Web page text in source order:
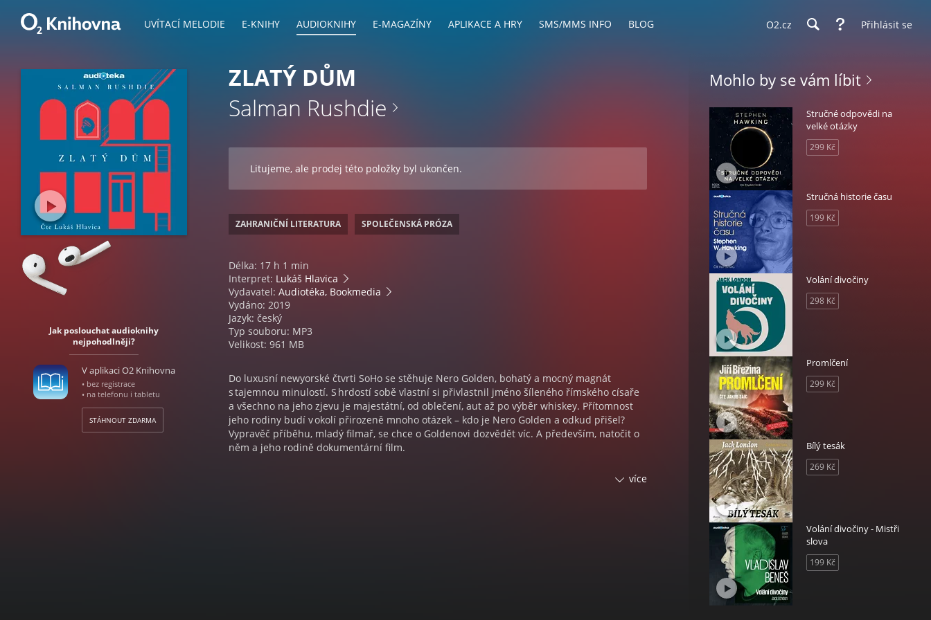
UVÍTACÍ MELODIE E-KNIHY AUDIOKNIHY E-MAGAZÍNY APLIKACE A HRY SMS/MMS INFO BLOG O2.cz Přihlásit se
Jak poslouchat audioknihy
nejpohodlněji?
V aplikaci O2 Knihovna
• bez registrace
• na telefonu i tabletu
STÁHNOUT ZDARMA
ZLATÝ DŮM
Salman Rushdie
Litujeme, ale prodej této položky byl ukončen.
ZAHRANIČNÍ LITERATURA SPOLEČENSKÁ PRÓZA
Délka: 17 h 1 min
Interpret: Lukáš Hlavica
Vydavatel: Audiotéka, Bookmedia
Vydáno: 2019
Jazyk: český
Typ souboru: MP3
Velikost: 961 MB
Do luxusní newyorské čtvrti SoHo se stěhuje Nero Golden, bohatý a mocný magnát
s tajemnou minulostí. S hrdostí sobě vlastní si přivlastnil jméno šíleného římského císaře
a všechno na jeho zjevu je majestátní, od oblečení, aut až po výběr whiskey. Přítomnost
jeho rodiny budí v okolí přirozeně mnoho otázek – kdo je Nero Golden a odkud přišel?
Vypravěč příběhu, mladý filmař, se chce o Goldenovi dozvědět víc. A především, natočit o
něm a jeho rodině dokumentární film.
Kniha Zlatý dům časově rámuje období vlády Baracka Obamy a reflektuje volbu novéhovíce
Mohlo by se vám líbit
Stručné odpovědi na
velké otázky
299 Kč
Stručná historie času
199 Kč
Volání divočiny
298 Kč
Promlčení
299 Kč
Bílý tesák
269 Kč
Volání divočiny - Mistři
slova
199 Kč